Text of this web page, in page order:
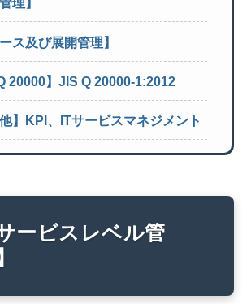
理】
ス及び展開管理】
20000】JIS Q 20000-1:2012
他】KPI、ITサービスマネジメント
サービスレベル管